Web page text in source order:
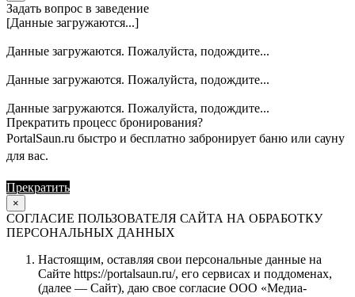
Задать вопрос в заведение
[Данные загружаются...]
Данные загружаются. Пожалуйста, подождите...
Данные загружаются. Пожалуйста, подождите...
Данные загружаются. Пожалуйста, подождите...
Прекратить процесс бронирования?
PortalSaun.ru быстро и бесплатно забронирует баню или сауну
для вас.
Прекратить
×
СОГЛАСИЕ ПОЛЬЗОВАТЕЛЯ САЙТА НА ОБРАБОТКУ
ПЕРСОНАЛЬНЫХ ДАННЫХ
Настоящим, оставляя свои персональные данные на
Сайте https://portalsaun.ru/, его сервисах и поддоменах,
(далее — Сайт), даю свое согласие ООО «Медиа-